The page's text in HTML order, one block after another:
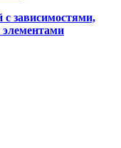
зависимостями,
элементами